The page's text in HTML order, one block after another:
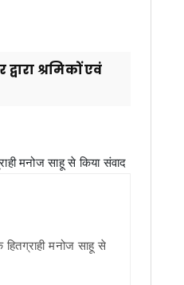
श्रमिकों एवं